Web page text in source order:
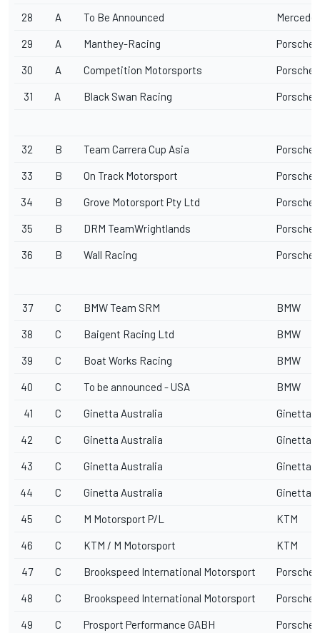
28 A To Be Announced
29 A Manthey-Racing Porsche
30 A Competition Motorsports Porsche
31 A Black Swan Racing Porsche
32 B Team Carrera Cup Asia Porsche
33 B On Track Motorsport Porsche
34 B Grove Motorsport Pty Ltd Porsche
35 B DRM TeamWrightlands Porsche
36 B Wall Racing Porsche
37 C BMW Team SRM BMW
38 C Baigent Racing Ltd BMW
39 C Boat Works Racing BMW
40 C To be announced - USA BMW
41 C Ginetta Australia Ginetta
42 C Ginetta Australia Ginetta
43 C Ginetta Australia Ginetta
44 C Ginetta Australia Ginetta
45 C M Motorsport P/L KTM
46 C KTM / M Motorsport KTM
47 C Brookspeed International Motorsport Porsche
48 C Brookspeed International Motorsport Porsche
49 C Prosport Performance GABH Porsche